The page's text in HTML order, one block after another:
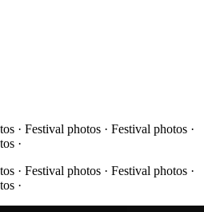
· Festival photos · Festival photos ·
·
· Festival photos · Festival photos ·
·